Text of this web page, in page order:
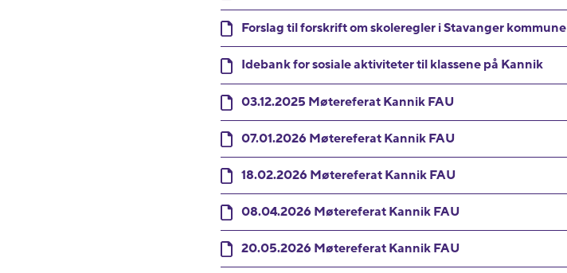
Forslag til forskrift om skoleregler i Stavanger kommune
Idebank for sosiale aktiviteter til klassene på Kannik
03.12.2025 Møtereferat Kannik FAU
07.01.2026 Møtereferat Kannik FAU
18.02.2026 Møtereferat Kannik FAU
08.04.2026 Møtereferat Kannik FAU
20.05.2026 Møtereferat Kannik FAU